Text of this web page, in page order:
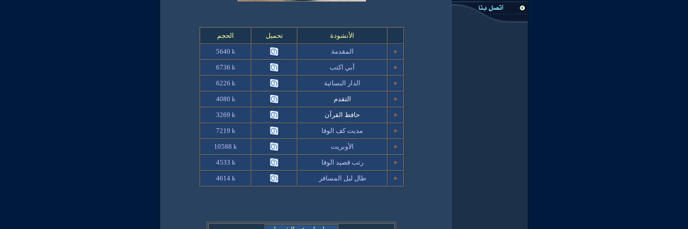
الحجم تحميل الأنشودة
5640 k المقدمة
6736 k أبي اكتب
6226 k الدار النسائية
4080 k التقدم
3269 k حافظ القرآن
7219 k مديت كف الوفا
10588 k الأوبريت
4533 k رتب قصيد الوفا
4614k طال ليل المسافر